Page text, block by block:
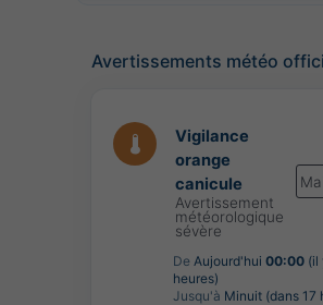
Avertissements météo
Vigilance
orange
canicule
Avertissement
météorologique
sévère
De Aujourd'hui 00:00 (il
heures)
Jusqu'à Minuit (dans 17